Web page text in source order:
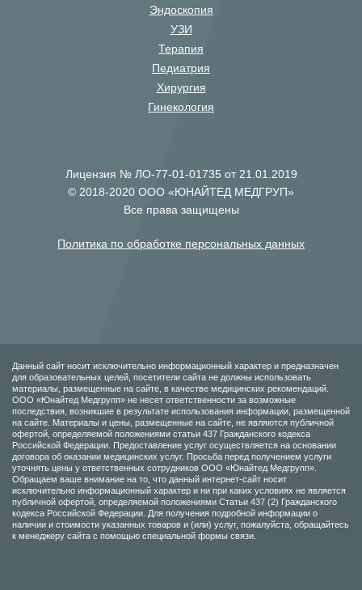
Эндоскопия
УЗИ
Терапия
Педиатрия
Хирургия
Гинекология
Лицензия № ЛО-77-01-01735 от 21.01.2019
© 2018-2020 ООО «ЮНАЙТЕД МЕДГРУП»
Все права защищены
Политика по обработке персональных данных
Данный сайт носит исключительно информационный характер и предназначен
для образовательных целей, посетители сайта не должны использовать
материалы, размещенные на сайте, в качестве медицинских рекомендаций.
ООО «Юнайтед Медгрупп» не несет ответственности за возможные
последствия, возникшие в результате использования информации, размещенной
на сайте. Материалы и цены, размещенные на сайте, не являются публичной
офертой, определяемой положениями статьи 437 Гражданского кодекса
Российской Федерации. Предоставление услуг осуществляется на основании
договора об оказании медицинских услуг. Просьба перед получением услуги
уточнять цены у ответственных сотрудников ООО «Юнайтед Медгрупп».
Обращаем ваше внимание на то, что данный интернет-сайт носит
исключительно информационный характер и ни при каких условиях не является
публичной офертой, определяемой положениями Статьи 437 (2) Гражданского
кодекса Российской Федерации. Для получения подробной информации о
наличии и стоимости указанных товаров и (или) услуг, пожалуйста, обращайтесь
к менеджеру сайта с помощью специальной формы связи.